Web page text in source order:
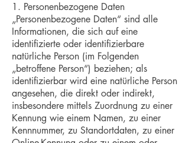
1. Personenbezogene Daten
„Personenbezogene Daten“ sind alle
Informationen, die sich auf eine
identifizierte oder identifizierbare
natürliche Person (im Folgenden
„betroffene Person“) beziehen; als
identifizierbar wird eine natürliche Person
angesehen, die direkt oder indirekt,
insbesondere mittels Zuordnung zu einer
Kennung wie einem Namen, zu einer
Kennnummer, zu Standortdaten, zu einer